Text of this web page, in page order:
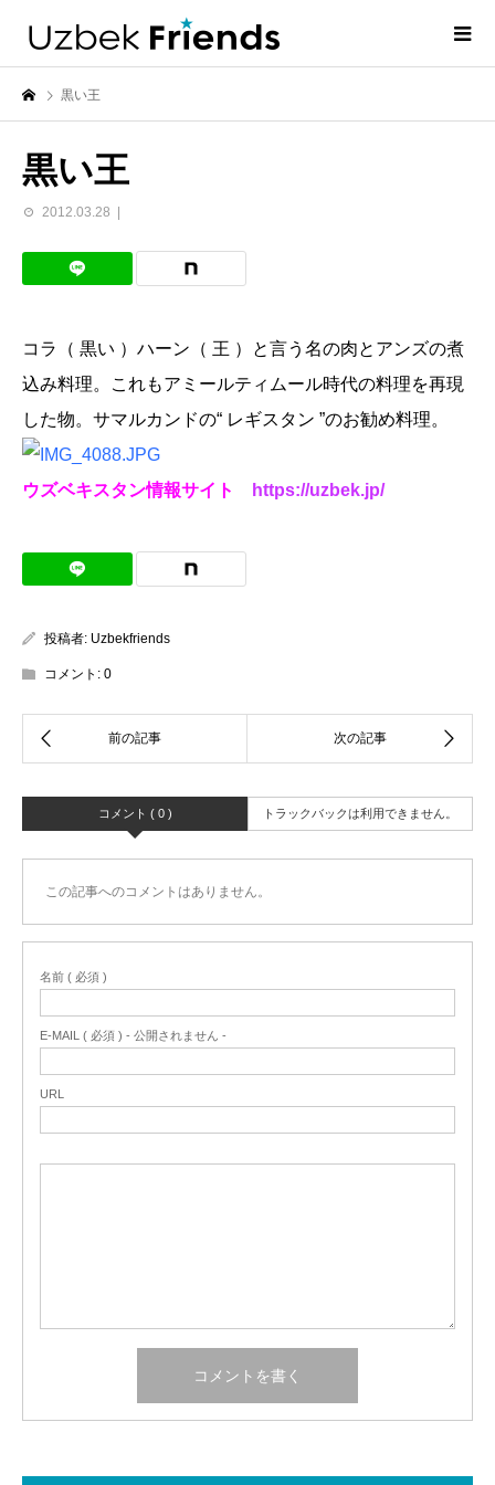
黒い王
黒い王
2012.03.28
コラ（ 黒い ）ハーン（ 王 ）と言う名の肉とアンズの煮
込み料理。これもアミールティムール時代の料理を再現
した物。サマルカンドの“ レギスタン ”のお勧め料理。
ウズベキスタン情報サイト https://uzbek.jp/
投稿者: Uzbekfriends
コメント: 0
コメント ( 0 ) トラックバックは利用できません。
この記事へのコメントはありません。
名前 ( 必須 )
E-MAIL ( 必須 ) - 公開されません -
URL